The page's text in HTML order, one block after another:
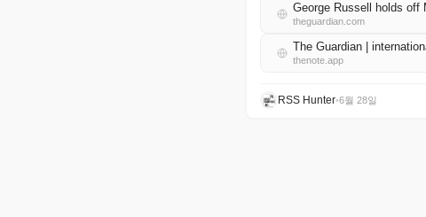
George Russell holds off
theguardian.com
The Guardian |
thenote.app
RSS Hunter•6월 28일